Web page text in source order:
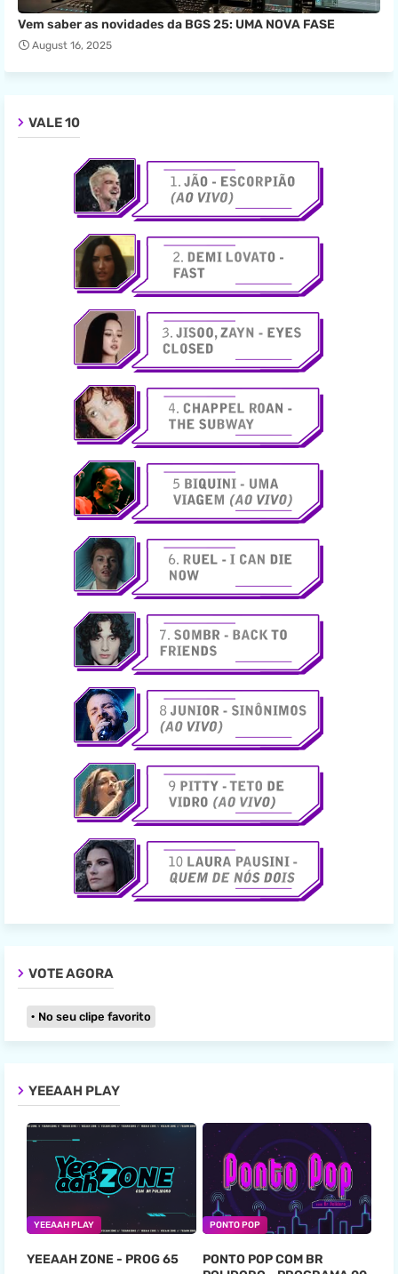
Vem saber as novidades da BGS 25: UMA NOVA FASE
August 16, 2025
VALE 10
VOTE AGORA
No seu clipe favorito
YEEAAH PLAY
YEEAAH PLAY
YEEAAH ZONE - PROG 65
PONTO POP
PONTO POP COM BR